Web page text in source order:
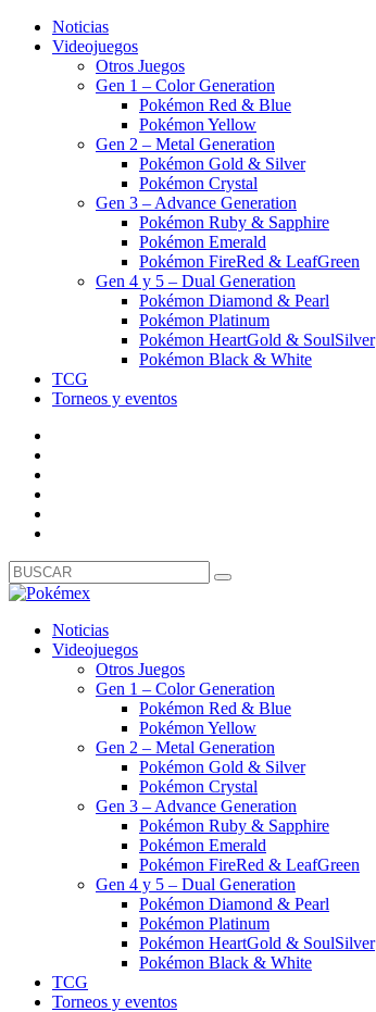
Noticias
Videojuegos
Otros Juegos
Gen 1 – Color Generation
Pokémon Red & Blue
Pokémon Yellow
Gen 2 – Metal Generation
Pokémon Gold & Silver
Pokémon Crystal
Gen 3 – Advance Generation
Pokémon Ruby & Sapphire
Pokémon Emerald
Pokémon FireRed & LeafGreen
Gen 4 y 5 – Dual Generation
Pokémon Diamond & Pearl
Pokémon Platinum
Pokémon HeartGold & SoulSilver
Pokémon Black & White
TCG
Torneos y eventos
Noticias
Videojuegos
Otros Juegos
Gen 1 – Color Generation
Pokémon Red & Blue
Pokémon Yellow
Gen 2 – Metal Generation
Pokémon Gold & Silver
Pokémon Crystal
Gen 3 – Advance Generation
Pokémon Ruby & Sapphire
Pokémon Emerald
Pokémon FireRed & LeafGreen
Gen 4 y 5 – Dual Generation
Pokémon Diamond & Pearl
Pokémon Platinum
Pokémon HeartGold & SoulSilver
Pokémon Black & White
TCG
Torneos y eventos